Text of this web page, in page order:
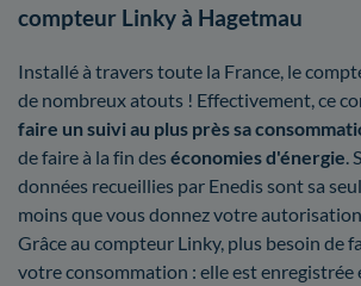
compteur Linky à Hagetmau
Installé à travers toute la France, le
de nombreux atouts ! Effectivement, ce
faire un suivi au plus près sa
de faire à la fin des économies d'énergie
données recueillies par Enedis sont sa
moins que vous donnez votre
Grâce au compteur Linky, plus besoin de
votre consommation : elle est enregistrée